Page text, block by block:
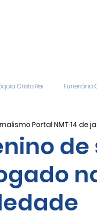
Cristo Rei Funerária
Geral
Covic-19
Portal NMT 14 de